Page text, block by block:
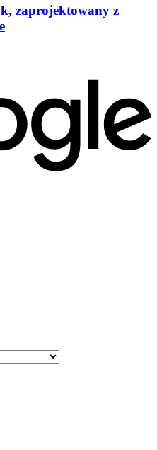
zaprojektowany z